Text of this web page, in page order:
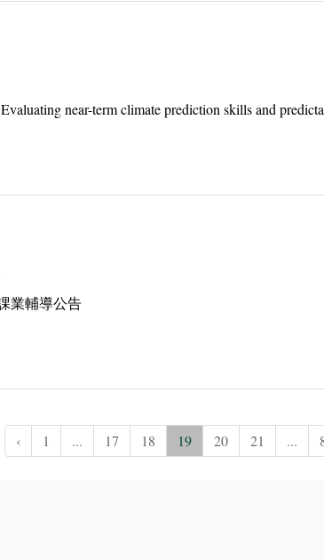
near-term climate prediction skills and
業輔導公告
‹ 1 ... 17 18 19 20 21 ...